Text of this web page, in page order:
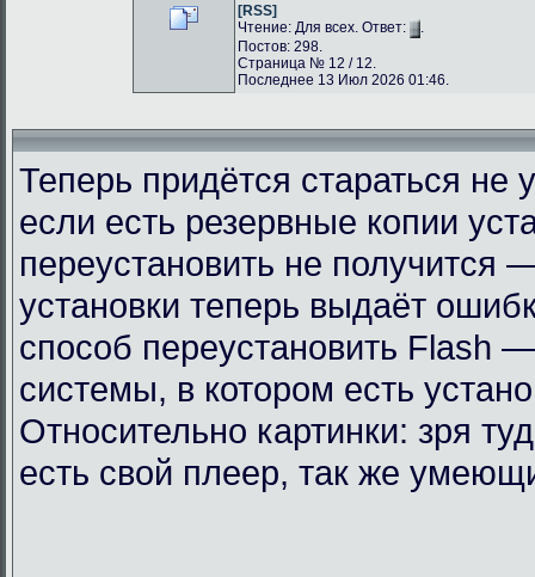
[RSS]
Чтение: Для всех. Ответ:
.
Постов: 298.
Страница № 12 / 12.
Последнее 13 Июл 2026 01:46.
Теперь придётся стараться
если есть резервные копии
переустановить не получится
установки теперь выдаёт
способ переустановить Flash
системы, в котором есть
Относительно картинки: зря
есть свой плеер, так же